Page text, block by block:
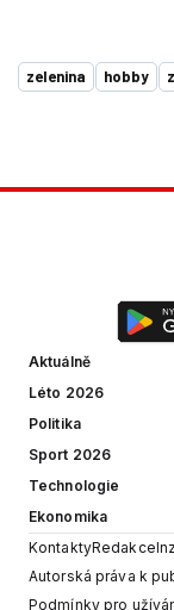
zelenina hobby
Aktuálně
Léto 2026
Politika
Sport 2026
Technologie
Ekonomika
KontaktyRedakce
Autorská práva k
Podmínky pro